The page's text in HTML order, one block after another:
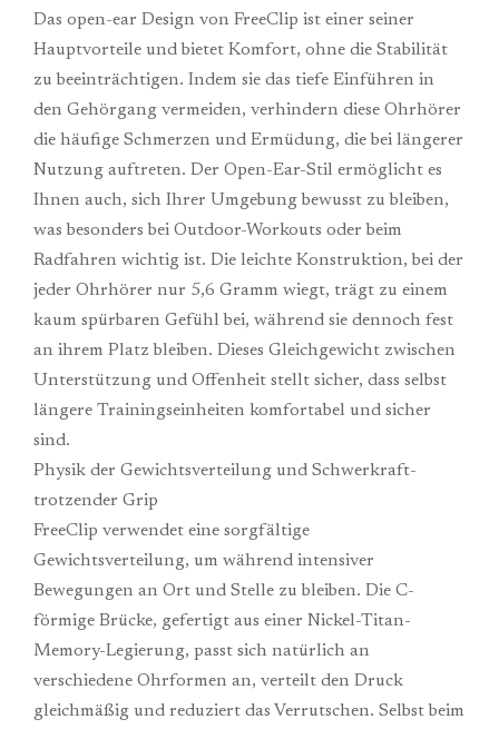
Das open-ear Design von FreeClip ist einer seiner
Hauptvorteile und bietet Komfort, ohne die Stabilität
zu beeinträchtigen. Indem sie das tiefe Einführen in
den Gehörgang vermeiden, verhindern diese Ohrhörer
die häufige Schmerzen und Ermüdung, die bei längerer
Nutzung auftreten. Der Open-Ear-Stil ermöglicht es
Ihnen auch, sich Ihrer Umgebung bewusst zu bleiben,
was besonders bei Outdoor-Workouts oder beim
Radfahren wichtig ist. Die leichte Konstruktion, bei der
jeder Ohrhörer nur 5,6 Gramm wiegt, trägt zu einem
kaum spürbaren Gefühl bei, während sie dennoch fest
an ihrem Platz bleiben. Dieses Gleichgewicht zwischen
Unterstützung und Offenheit stellt sicher, dass selbst
längere Trainingseinheiten komfortabel und sicher
sind.
Physik der Gewichtsverteilung und Schwerkraft-
trotzender Grip
FreeClip verwendet eine sorgfältige
Gewichtsverteilung, um während intensiver
Bewegungen an Ort und Stelle zu bleiben. Die C-
förmige Brücke, gefertigt aus einer Nickel-Titan-
Memory-Legierung, passt sich natürlich an
verschiedene Ohrformen an, verteilt den Druck
gleichmäßig und reduziert das Verrutschen. Selbst beim